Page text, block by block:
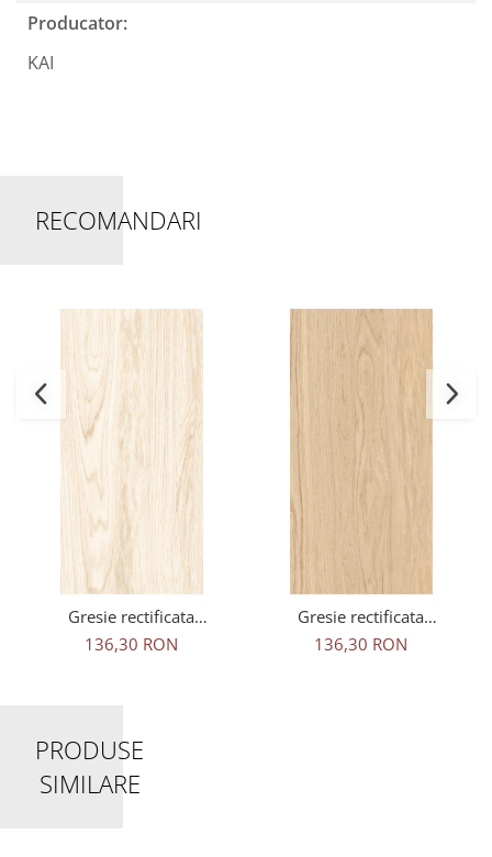
Producator:
KAI
RECOMANDARI
Gresie rectificata
portelanata tip lemn, Tilia
Natural 3514, 60x120 cm,
136,30 RON
Gresie rectificata
portelanata tip lemn, Tilia
Beige 3515, 60x120 cm,
136,30 RON
PRODUSE
SIMILARE